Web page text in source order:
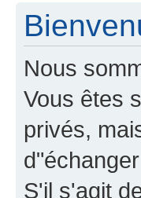
Nous
Vous êtes
privés,
S'il s'agit